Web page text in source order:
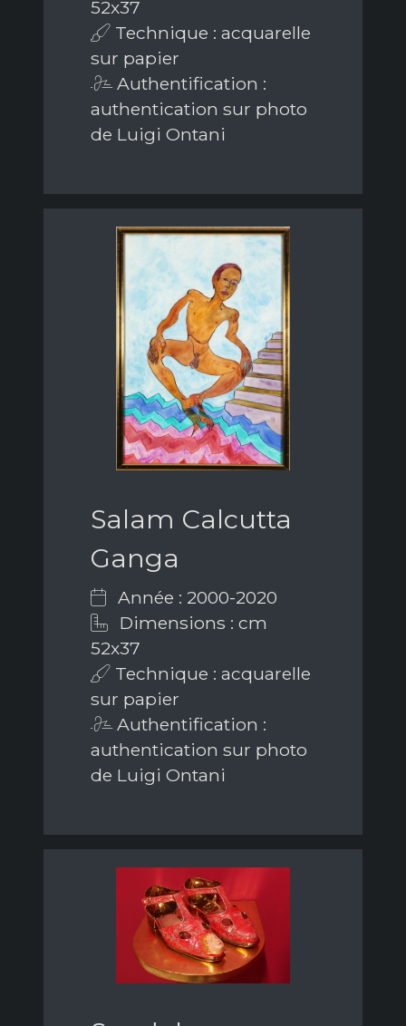
52x37
Technique : acquarelle
sur papier
Authentification :
authentication sur photo
de Luigi Ontani
Salam Calcutta
Ganga
Année : 2000-2020
Dimensions : cm
52x37
Technique : acquarelle
sur papier
Authentification :
authentication sur photo
de Luigi Ontani